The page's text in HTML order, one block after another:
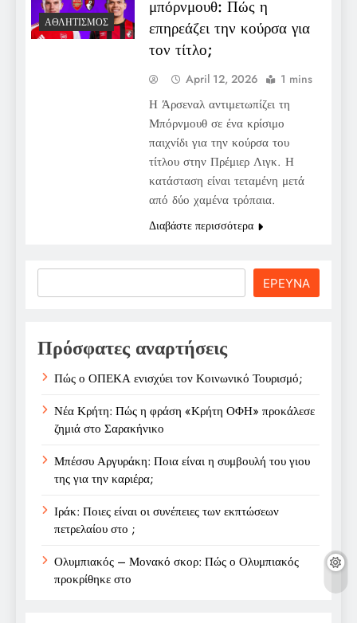
ΑΘΛΗΤΙΣΜΌΣ
μπόρνμουθ: Πώς η
επηρεάζει την κούρσα για
τον τίτλο;
April 12, 2026 1 mins
Η Άρσεναλ αντιμετωπίζει τη
Μπόρνμουθ σε ένα κρίσιμο
παιχνίδι για την κούρσα του
τίτλου στην Πρέμιερ Λιγκ. Η
κατάσταση είναι τεταμένη μετά
από δύο χαμένα τρόπαια.
Διαβάστε περισσότερα
ΕΡΕΥΝΑ
Πρόσφατες αναρτήσεις
Πώς ο ΟΠΕΚΑ ενισχύει τον Κοινωνικό Τουρισμό;
Νέα Κρήτη: Πώς η φράση «Κρήτη ΟΦΗ» προκάλεσε
ζημιά στο Σαρακήνικο
Μπέσσυ Αργυράκη: Ποια είναι η συμβουλή του γιου
της για την καριέρα;
Ιράκ: Ποιες είναι οι συνέπειες των εκπτώσεων
πετρελαίου στο ;
Ολυμπιακός – Μονακό σκορ: Πώς ο Ολυμπιακός
προκρίθηκε στο